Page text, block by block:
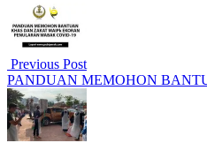
Previous Post
PANDUAN MEMOHON